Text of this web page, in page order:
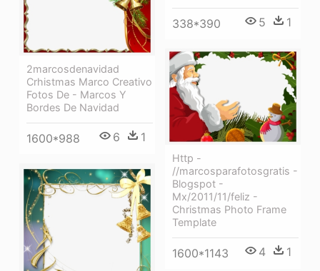
338*390 5 1
2marcosdenavidad
Crhistmas Marco Creativo
Fotos De - Marcos Y
Bordes De Navidad
1600*988 6 1
Http -
//marcosparafotosgratis -
Blogspot -
Mx/2011/11/feliz -
Christmas Photo Frame
Template
1600*1143 4 1